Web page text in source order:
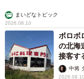
まいどなトピック
2026.08.10
ボロボ
の北海
接客す
中将
2026.08.10